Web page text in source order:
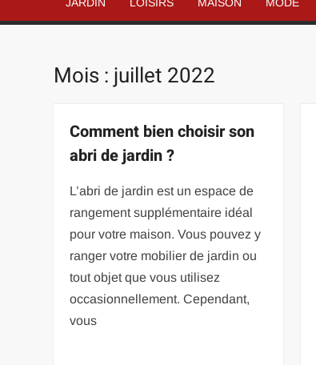
Mois : juillet 2022
Comment bien choisir son
abri de jardin ?
L’abri de jardin est un espace de
rangement supplémentaire idéal
pour votre maison. Vous pouvez y
ranger votre mobilier de jardin ou
tout objet que vous utilisez
occasionnellement. Cependant,
vous